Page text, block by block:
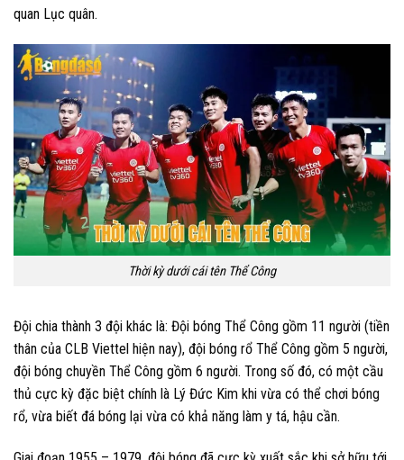
quan Lục quân.
Thời kỳ dưới cái tên Thể Công
Đội chia thành 3 đội khác là: Đội bóng Thể Công gồm 11 người (tiền
thân của CLB Viettel hiện nay), đội bóng rổ Thể Công gồm 5 người,
đội bóng chuyền Thể Công gồm 6 người. Trong số đó, có một cầu
thủ cực kỳ đặc biệt chính là Lý Đức Kim khi vừa có thể chơi bóng
rổ, vừa biết đá bóng lại vừa có khả năng làm y tá, hậu cần.